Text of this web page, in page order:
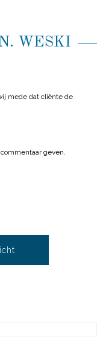
WESKI
mede dat cliënte de
geven.